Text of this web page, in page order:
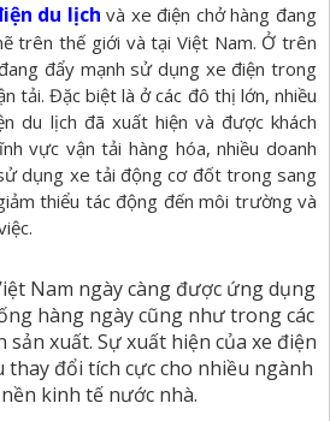
du lịch và xe điện chở hàng đang
trên thế giới và tại Việt Nam. Ở trên
đẩy mạnh sử dụng xe điện trong
tải. Đặc biệt là ở các đô thị lớn, nhiều
du lịch đã xuất hiện và được khách
vực vận tải hàng hóa, nhiều doanh
dụng xe tải động cơ đốt trong sang
thiểu tác động đến môi trường và